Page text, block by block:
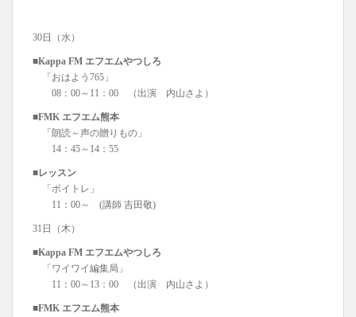
30日（水）
■Kappa FM エフエムやつしろ
「おはよう765」
08：00～11：00 （出演 内山さよ）
■FMK エフエム熊本
「朗読～声の贈りもの」
14：45～14：55
■レッスン
「ボイトレ」
11：00～ (講師 吉田敬)
31日（木）
■Kappa FM エフエムやつしろ
「ワイワイ編集局」
11：00～13：00 （出演 内山さよ）
■FMK エフエム熊本